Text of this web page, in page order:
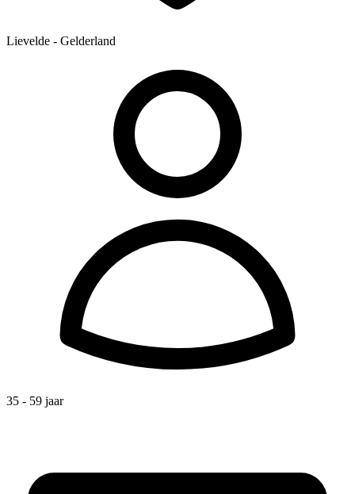
Lievelde - Gelderland
35 - 59 jaar